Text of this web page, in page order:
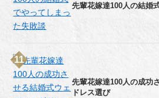
先輩花嫁達100人の結婚
先輩花嫁達100人の成功
ドレス選び